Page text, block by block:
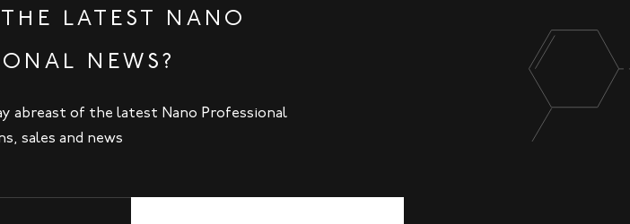
LATEST NANO
NEWS?
abreast of the latest Nano Professional
sales and news